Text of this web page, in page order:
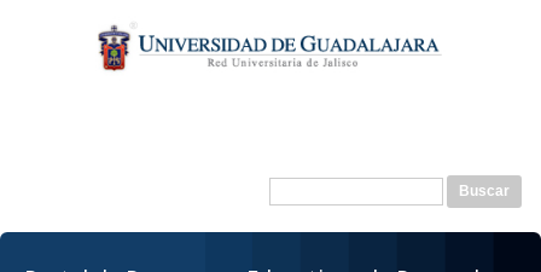
contenido
principal
Formulario de
Buscar